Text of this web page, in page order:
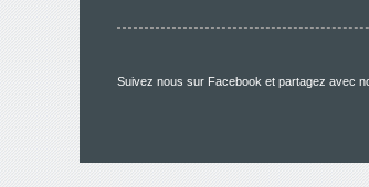
Suivez nous sur Facebook et partagez avec